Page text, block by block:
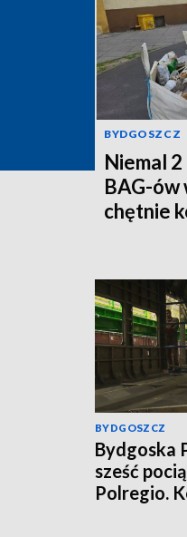
BYDGOSZCZ
Niemal
BAG-ów
chętnie
BYDGOSZCZ
Bydgoska
sześć
Polregio.